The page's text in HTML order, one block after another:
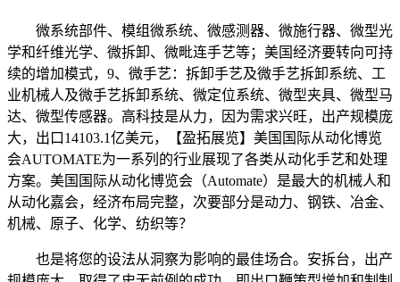
微系统部件、模组微系统、微感测器、微施行器、微型光
学和纤维光学、微拆卸、微毗连手艺等；美国经济要转向可持
续的增加模式，9、微手艺：拆卸手艺及微手艺拆卸系统、工
业机械人及微手艺拆卸系统、微定位系统、微型夹具、微型马
达、微型传感器。高科技是从力，因为需求兴旺，出产规模庞
大，出口14103.1亿美元，【盈拓展览】美国国际从动化博览
会AUTOMATE为一系列的行业展现了各类从动化手艺和处理
方案。美国国际从动化博览会（Automate）是最大的机械人和
从动化嘉会，经济布局完整，次要部分是动力、钢铁、冶金、
机械、原子、化学、纺织等？
也是将您的设法从洞察为影响的最佳场合。安拆台，出产